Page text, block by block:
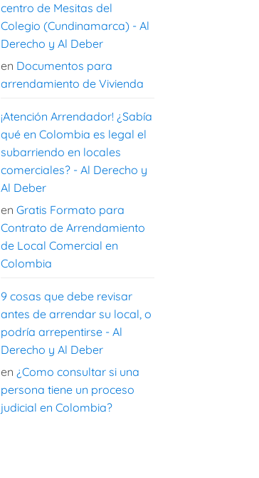
centro de Mesitas del
Colegio (Cundinamarca) - Al
Derecho y Al Deber
en Documentos para
arrendamiento de Vivienda
¡Atención Arrendador! ¿Sabía
qué en Colombia es legal el
subarriendo en locales
comerciales? - Al Derecho y
Al Deber
en Gratis Formato para
Contrato de Arrendamiento
de Local Comercial en
Colombia
9 cosas que debe revisar
antes de arrendar su local, o
podría arrepentirse - Al
Derecho y Al Deber
en ¿Como consultar si una
persona tiene un proceso
judicial en Colombia?